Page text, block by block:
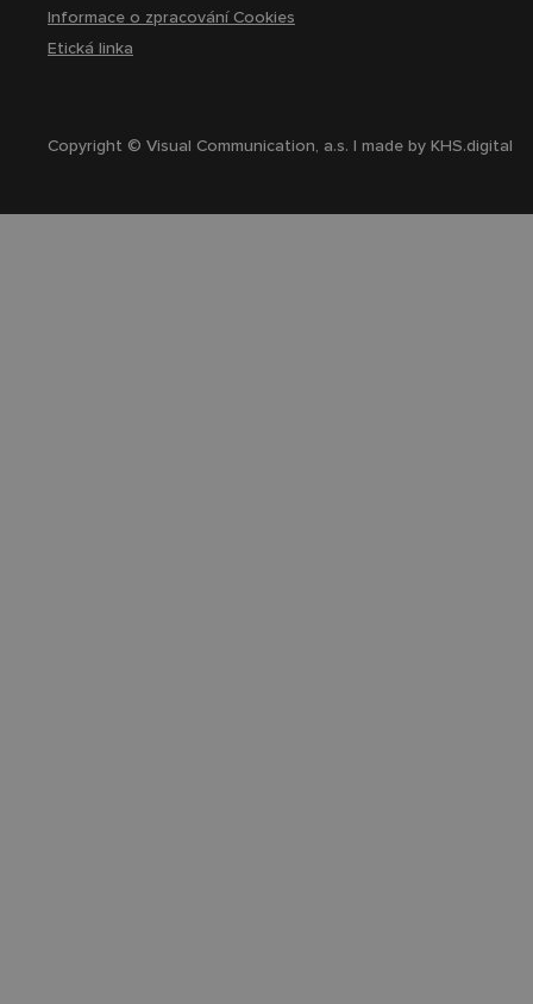
Informace o zpracování Cookies
Etická linka
Copyright © Visual Communication, a.s. | made byKHS.digital